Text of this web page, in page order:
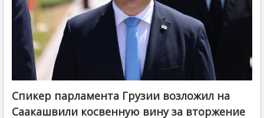
Спикер парламента Грузии возложил на
Саакашвили косвенную вину за вторжение